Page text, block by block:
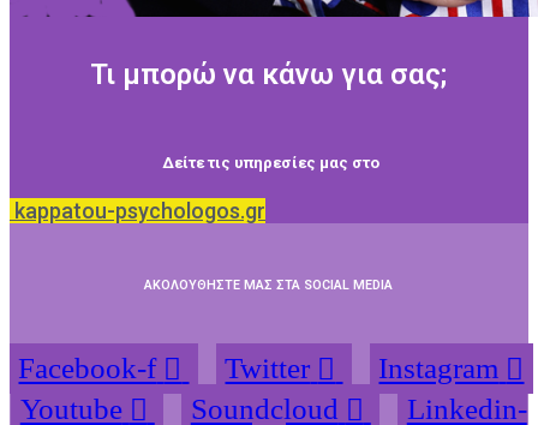
Τι μπορώ να κάνω για σας;
Δείτε τις υπηρεσίες μας στο
kappatou-psychologos.gr
ΑΚΟΛΟΥΘΗΣΤΕ ΜΑΣ ΣΤΑ SOCIAL MEDIA
Facebook-f Twitter
Instagram
Youtube
Soundcloud Linkedin-